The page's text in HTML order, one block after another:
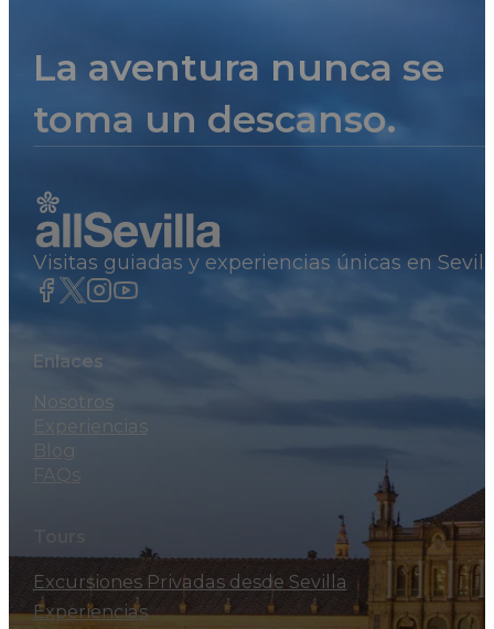
La aventura nunca se
toma un descanso.
Visitas guiadas y experiencias únicas en
Enlaces
Nosotros
Experiencias
Blog
FAQs
Excursiones Privadas desde Sevilla
Experiencias